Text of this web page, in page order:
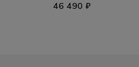
46 490 ₽